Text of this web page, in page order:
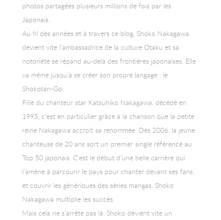
photos partagées plusieurs millions de fois par les
Japonais.
Au fil des années et à travers ce blog, Shoko Nakagawa
devient vite l’ambassadrice de la culture Otaku et sa
notoriété se répand au-delà des frontières japonaises. Elle
va même jusqu’à se créer son propre langage : le
Shokotan-Go.
Fille du chanteur star Katsuhiko Nakagawa, décédé en
1995, c’est en particulier grâce à la chanson que la petite
reine Nakagawa accroît sa renommée. Dès 2006, la jeune
chanteuse de 20 ans sort un premier single référencé au
Top 50 japonais. C’est le début d’une belle carrière qui
l’amène à parcourir le pays pour chanter devant ses fans,
et couvrir les génériques des séries mangas. Shoko
Nakagawa multiplie les succès.
Mais cela ne s’arrête pas là. Shoko devient vite un